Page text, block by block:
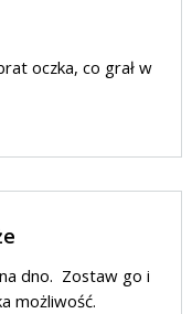
oczka, co grał w
dno. Zostaw go i
możliwość.